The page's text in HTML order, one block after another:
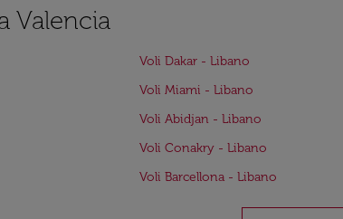
Valencia
Voli Dakar - Libano
Voli Miami - Libano
Voli Abidjan - Libano
Voli Conakry - Libano
Voli Barcellona - Libano